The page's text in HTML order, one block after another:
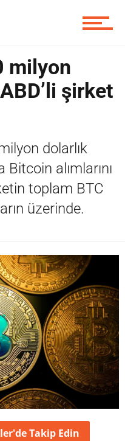
milyon
şirket
dolarlık
Bitcoin alımlarını
toplam BTC
üzerinde.
Takip Edin